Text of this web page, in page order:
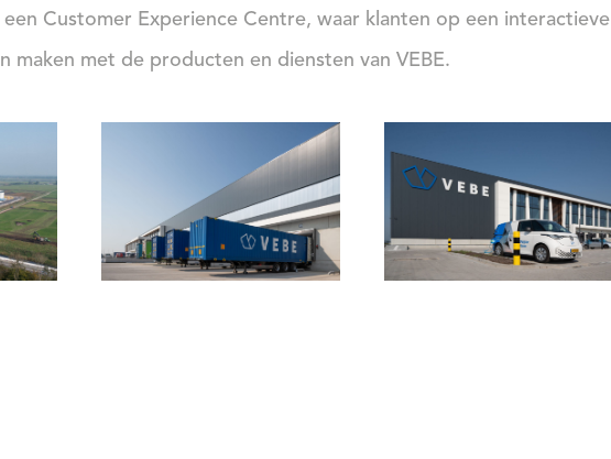
Customer Experience Centre, waar klanten op een interactieve
maken met de producten en diensten van VEBE.